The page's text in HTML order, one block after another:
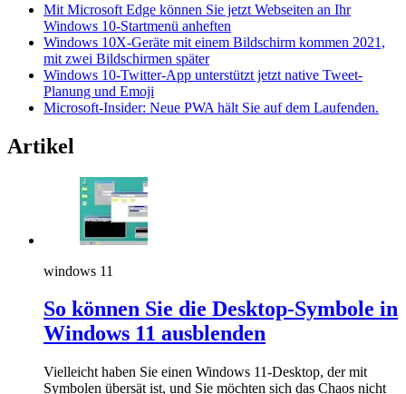
Mit Microsoft Edge können Sie jetzt Webseiten an Ihr
Windows 10-Startmenü anheften
Windows 10X-Geräte mit einem Bildschirm kommen 2021,
mit zwei Bildschirmen später
Windows 10-Twitter-App unterstützt jetzt native Tweet-
Planung und Emoji
Microsoft-Insider: Neue PWA hält Sie auf dem Laufenden.
Artikel
windows 11
So können Sie die Desktop-Symbole in
Windows 11 ausblenden
Vielleicht haben Sie einen Windows 11-Desktop, der mit
Symbolen übersät ist, und Sie möchten sich das Chaos nicht